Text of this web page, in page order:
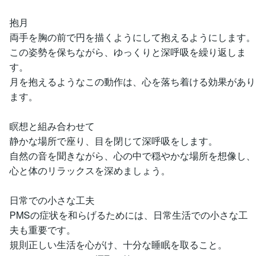
抱月
両手を胸の前で円を描くようにして抱えるようにします。
この姿勢を保ちながら、ゆっくりと深呼吸を繰り返しま
す。
月を抱えるようなこの動作は、心を落ち着ける効果があり
ます。
瞑想と組み合わせて
静かな場所で座り、目を閉じて深呼吸をします。
自然の音を聞きながら、心の中で穏やかな場所を想像し、
心と体のリラックスを深めましょう。
日常での小さな工夫
PMSの症状を和らげるためには、日常生活での小さな工
夫も重要です。
規則正しい生活を心がけ、十分な睡眠を取ること。